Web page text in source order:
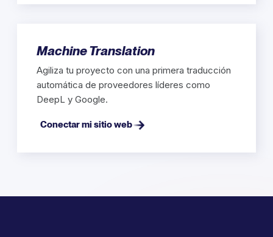
Machine Translation
Agiliza tu proyecto con una primera traducción
automática de proveedores líderes como
DeepL y Google.
Conectar mi sitio web